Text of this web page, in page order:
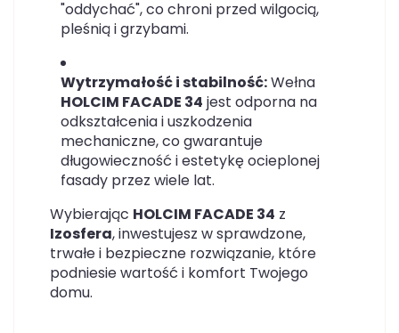
"oddychać", co chroni przed wilgocią,
pleśnią i grzybami.
Wytrzymałość i stabilność:Wełna
HOLCIM FACADE 34 jest odporna na
odkształcenia i uszkodzenia
mechaniczne, co gwarantuje
długowieczność i estetykę ocieplonej
fasady przez wiele lat.
Wybierając HOLCIM FACADE 34 z
Izosfera, inwestujesz w sprawdzone,
trwałe i bezpieczne rozwiązanie, które
podniesie wartość i komfort Twojego
domu.